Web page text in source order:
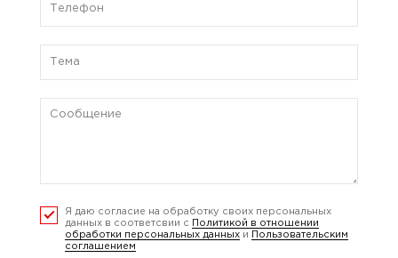
Я даю согласие на обработку своих персональных
данных в соответсвии с
Политикой в отношении
обработки персональных данных и
Пользовательским
соглашением